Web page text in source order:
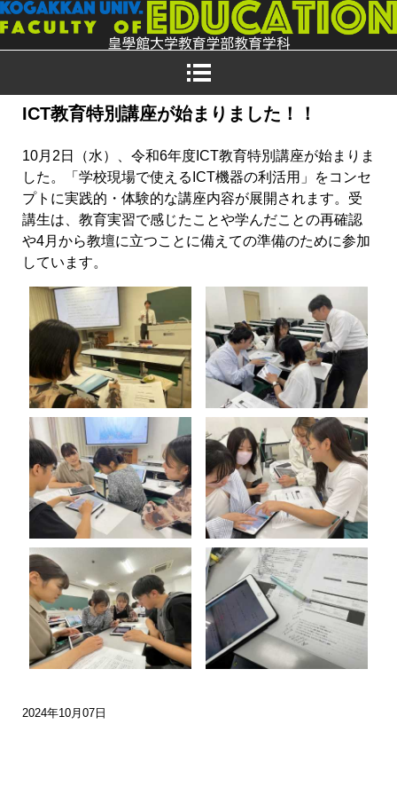
ICT教育特別講座が始まりました！！
10月2日（水）、令和6年度ICT教育特別講座が始まりま
した。「学校現場で使えるICT機器の利活用」をコンセ
プトに実践的・体験的な講座内容が展開されます。受
講生は、教育実習で感じたことや学んだことの再確認
や4月から教壇に立つことに備えての準備のために参加
しています。
2024年10月07日